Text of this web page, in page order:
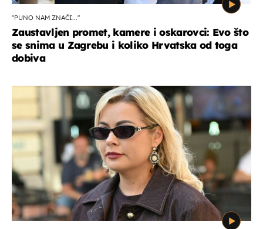
"PUNO NAM ZNAČI..."
Zaustavljen promet, kamere i oskarovci: Evo što
se snima u Zagrebu i koliko Hrvatska od toga
dobiva